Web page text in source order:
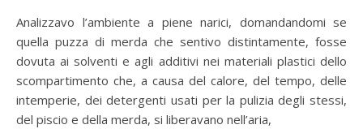
Analizzavo l’ambiente a piene narici, domandandomi se
quella puzza di merda che sentivo distintamente, fosse
dovuta ai solventi e agli additivi nei materiali plastici dello
scompartimento che, a causa del calore, del tempo, delle
intemperie, dei detergenti usati per la pulizia degli stessi,
del piscio e della merda, si liberavano nell’aria,